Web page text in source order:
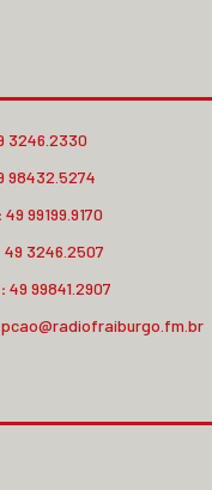
3246.2330
98432.5274
49 99199.9170
49 3246.2507
49 99841.2907